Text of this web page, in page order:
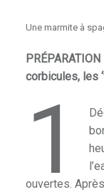
Une marmite à
corbicules, les
1
ouvertes.